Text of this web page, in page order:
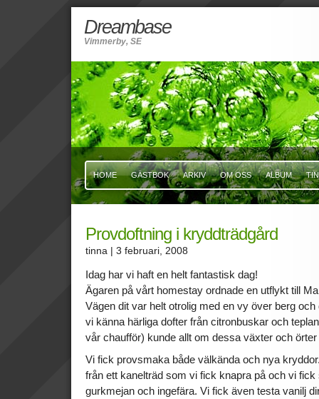
Dreambase
Vimmerby, SE
HOME GÄSTBOK ARKIV OM OSS ALBUM
Provdoftning i kryddträdgård
tinna | 3 februari, 2008
Idag har vi haft en helt fantastisk dag!
Ägaren på vårt homestay ordnade en utflykt till
Vägen dit var helt otrolig med en vy över berg
vi känna härliga dofter från citronbuskar och
vår chaufför) kunde allt om dessa växter och
Vi fick provsmaka både välkända och nya
från ett kanelträd som vi fick knapra på och vi
gurkmejan och ingefära. Vi fick även testa vanilj